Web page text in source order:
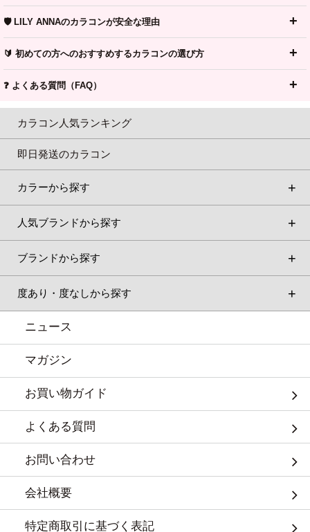
🛡️ LILY ANNAのカラコンが安全な理由
🔰 初めての方へのおすすめするカラコンの選び方
❓ よくある質問（FAQ）
カラコン人気ランキング
即日発送のカラコン
カラーから探す
人気ブランドから探す
ブランドから探す
度あり・度なしから探す
ニュース
マガジン
お買い物ガイド
よくある質問
お問い合わせ
会社概要
特定商取引に基づく表記